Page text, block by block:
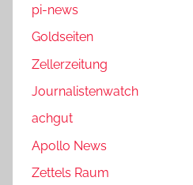
pi-news
Goldseiten
Zellerzeitung
Journalistenwatch
achgut
Apollo News
Zettels Raum